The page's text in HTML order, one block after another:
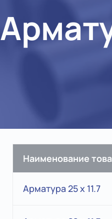
Наименование
Арматура 25 x 11.7